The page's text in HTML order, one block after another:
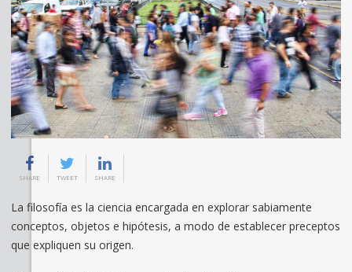
SHARE TWEET SHARE
La filosofía es la ciencia encargada en explorar sabiamente
conceptos, objetos e hipótesis, a modo de establecer preceptos
que expliquen su origen.